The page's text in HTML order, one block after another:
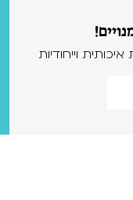
וייחודיות